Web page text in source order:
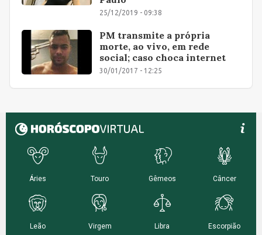
25/12/2019 - 09:38
PM transmite a própria
morte, ao vivo, em rede
social; caso choca internet
30/01/2017 - 12:25